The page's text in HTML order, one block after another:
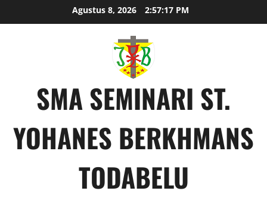
to
Agustus 8, 2026 2:57:18 PM
SMA SEMINARI ST.
YOHANES BERKHMANS
TODABELU